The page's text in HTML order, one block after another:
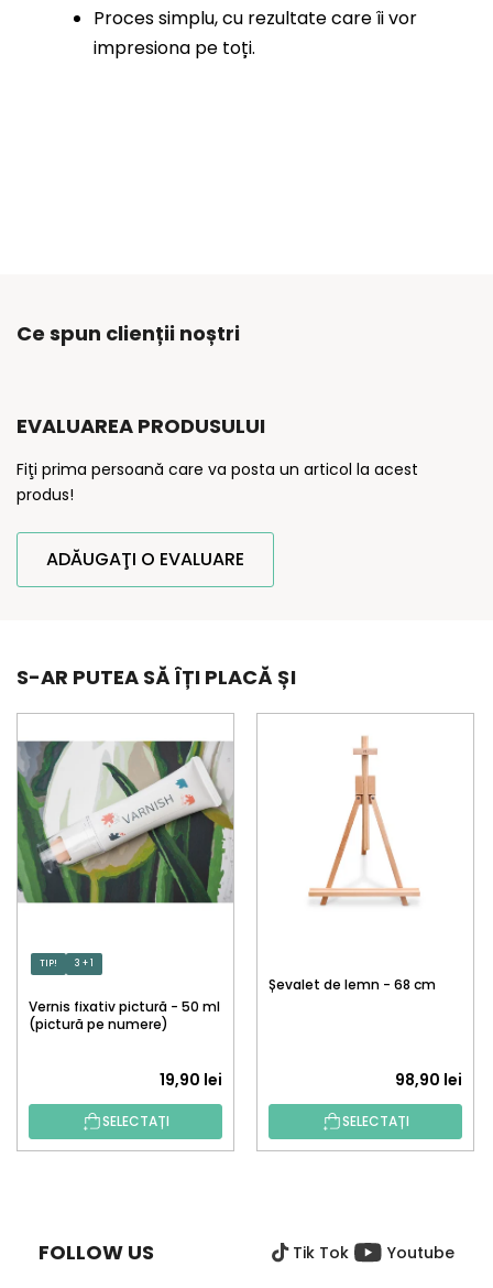
Proces simplu, cu rezultate care îi vor
impresiona pe toți.
Ce spun clienții noștri
EVALUAREA PRODUSULUI
Fiţi prima persoană care va posta un articol la acest
produs!
ADĂUGAŢI O EVALUARE
S-AR PUTEA SĂ ÎȚI PLACĂ ȘI
TIP! 3 + 1
Vernis fixativ pictură - 50 ml
(pictură pe numere)
19,90 lei
SELECTAȚI
Șevalet de lemn - 68 cm
98,90 lei
SELECTAȚI
FOLLOW US Tik Tok Youtube